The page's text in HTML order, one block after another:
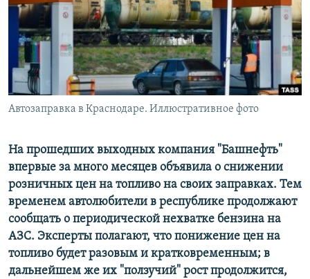
ПОДПИШИТЕСЬ НА РАССЫЛКУ
СОЦИАЛЬНЫЕ СЕТИ
Все сайты РСЕ/РС
Автозаправка в Краснодаре. Иллюстративное фото
На прошедших выходных компания "Башнефть"
впервые за много месяцев объявила о снижении
розничных цен на топливо на своих заправках. Тем
временем автолюбители в республике продолжают
сообщать о периодической нехватке бензина на
АЗС. Эксперты полагают, что понижение цен на
топливо будет разовым и кратковременным; в
дальнейшем же их "ползучий" рост продолжится,